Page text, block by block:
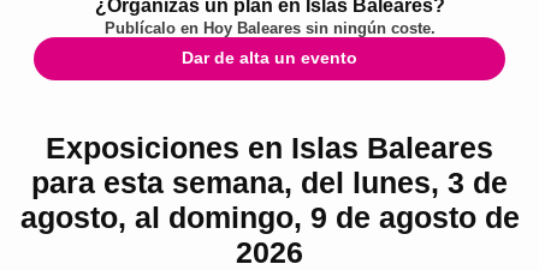
¿Organizas un plan en Islas Baleares?
Publícalo en Hoy Balearessin ningún coste.
Dar de alta un evento
Exposiciones en Islas Baleares
para esta semana, del lunes, 3 de
agosto, al domingo, 9 de agosto de
2026